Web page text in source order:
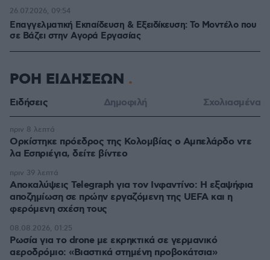
Επαγγελματική Εκπαίδευση & Εξειδίκευση: Το Mοντέλο που
σε Bάζει στην Aγορά Eργασίας
26.07.2026, 09:54
ΡΟΗ ΕΙΔΗΣΕΩΝ
Ειδήσεις Δημοφιλή Σχολιασμένα
Ορκίστηκε πρόεδρος της Κολομβίας ο Αμπελάρδο ντε
λα Εσπριέγια, δείτε βίντεο
πριν 8 λεπτά
Αποκαλύψεις Telegraph για τον Ινφαντίνο: Η εξαψήφια
αποζημίωση σε πρώην εργαζόμενη της UEFA και η
φερόμενη σχέση τους
πριν 39 λεπτά
Ρωσία για το drone με εκρηκτικά σε γερμανικό
αεροδρόμιο: «Βιαστικά στημένη προβοκάτσια»
08.08.2026, 01:25